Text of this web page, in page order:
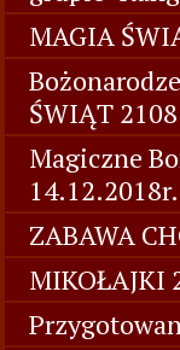
MAGIA
ŚWIĄT 2108
Magiczne
14.12.2018r.
ZABAWA
MIKOŁAJKI